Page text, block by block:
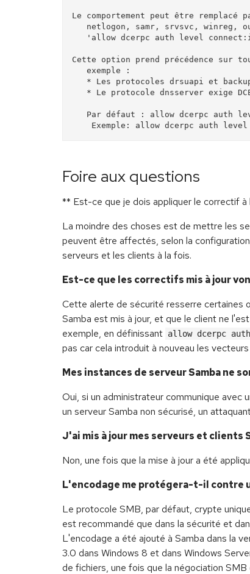
Le comportement peut être
Cette option prend précédence sur
Foire aux questions
** Est-ce que je dois appliquer le correctif
La moindre des choses est de mettre les
peuvent être affectés, selon la
serveurs et les clients à la fois.
Est-ce que les correctifs mis à jour
Cette alerte de sécurité resserre certaines
Samba est mis à jour, et que le client ne
exemple, en définissant allow dcerpc
pas car cela introduit à nouveau les
Mes instances de serveur Samba ne
Oui, si un administrateur communique avec
un serveur Samba non sécurisé, un
J'ai mis à jour mes serveurs et clients
Non, une fois que la mise à jour a été
L'encodage me protégera-t-il contre
Le protocole SMB, par défaut, crypte
est recommandé que dans la sécurité et
L'encodage a été ajouté à Samba dans la
3.0 dans Windows 8 et dans Windows
de fichiers, une fois que la négociation